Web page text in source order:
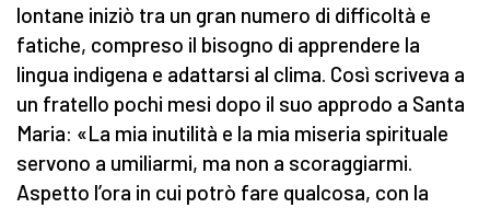
lontane iniziò tra un gran numero di difficoltà e
fatiche, compreso il bisogno di apprendere la
lingua indigena e adattarsi al clima. Così scriveva a
un fratello pochi mesi dopo il suo approdo a Santa
Maria: «La mia inutilità e la mia miseria spirituale
servono a umiliarmi, ma non a scoraggiarmi.
Aspetto l’ora in cui potrò fare qualcosa, con la